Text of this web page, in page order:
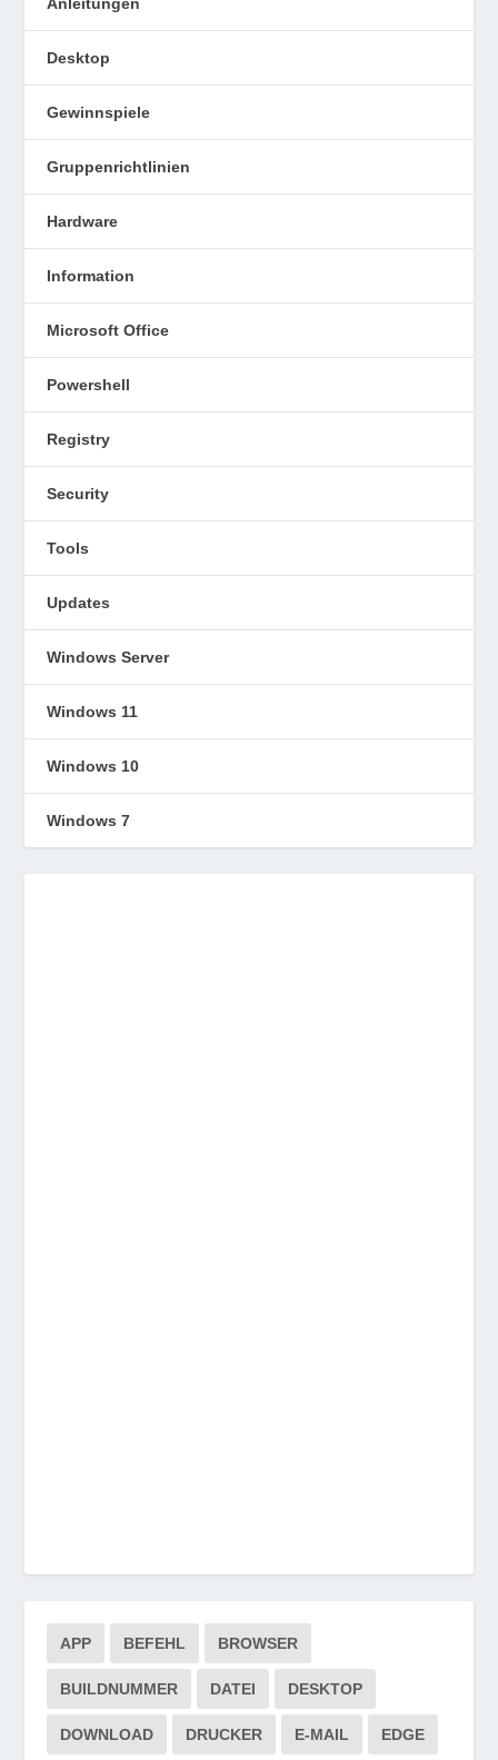
Desktop
Gewinnspiele
Gruppenrichtlinien
Hardware
Information
Microsoft Office
Powershell
Registry
Security
Tools
Updates
Windows Server
Windows 11
Windows 10
Windows 7
APP BEFEHL BROWSER
BUILDNUMMER DATEI DESKTOP
DOWNLOAD DRUCKER E-MAIL EDGE